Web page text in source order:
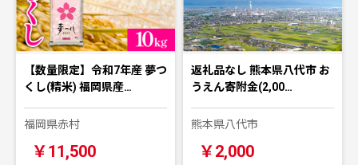
【数量限定】令和7年産 夢つ
くし(精米) 福岡県産…
福岡県赤村
￥11,500
返礼品なし 熊本県八代市 お
うえん寄附金(2,00…
熊本県八代市
￥2,000